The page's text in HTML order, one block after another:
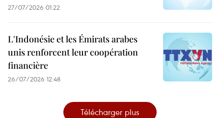
27/07/2026 01:22
L'Indonésie et les Émirats arabes
unis renforcent leur coopération
financière
26/07/2026 12:48
Télécharger plus